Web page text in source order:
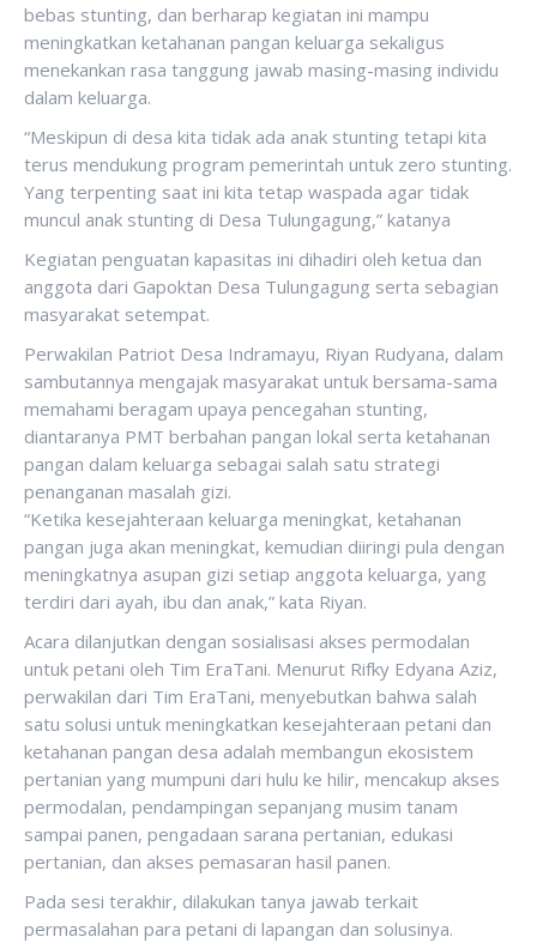
bebas stunting, dan berharap kegiatan ini mampu
meningkatkan ketahanan pangan keluarga sekaligus
menekankan rasa tanggung jawab masing-masing individu
dalam keluarga.
“Meskipun di desa kita tidak ada anak stunting tetapi kita
terus mendukung program pemerintah untuk zero stunting.
Yang terpenting saat ini kita tetap waspada agar tidak
muncul anak stunting di Desa Tulungagung,” katanya
Kegiatan penguatan kapasitas ini dihadiri oleh ketua dan
anggota dari Gapoktan Desa Tulungagung serta sebagian
masyarakat setempat.
Perwakilan Patriot Desa Indramayu, Riyan Rudyana, dalam
sambutannya mengajak masyarakat untuk bersama-sama
memahami beragam upaya pencegahan stunting,
diantaranya PMT berbahan pangan lokal serta ketahanan
pangan dalam keluarga sebagai salah satu strategi
penanganan masalah gizi.
“Ketika kesejahteraan keluarga meningkat, ketahanan
pangan juga akan meningkat, kemudian diiringi pula dengan
meningkatnya asupan gizi setiap anggota keluarga, yang
terdiri dari ayah, ibu dan anak,” kata Riyan.
Acara dilanjutkan dengan sosialisasi akses permodalan
untuk petani oleh Tim EraTani. Menurut Rifky Edyana Aziz,
perwakilan dari Tim EraTani, menyebutkan bahwa salah
satu solusi untuk meningkatkan kesejahteraan petani dan
ketahanan pangan desa adalah membangun ekosistem
pertanian yang mumpuni dari hulu ke hilir, mencakup akses
permodalan, pendampingan sepanjang musim tanam
sampai panen, pengadaan sarana pertanian, edukasi
pertanian, dan akses pemasaran hasil panen.
Pada sesi terakhir, dilakukan tanya jawab terkait
permasalahan para petani di lapangan dan solusinya.